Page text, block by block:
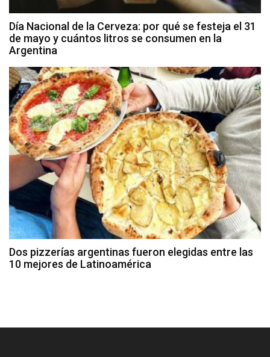
Día Nacional de la Cerveza: por qué se festeja el 31
de mayo y cuántos litros se consumen en la
Argentina
Dos pizzerías argentinas fueron elegidas entre las
10 mejores de Latinoamérica